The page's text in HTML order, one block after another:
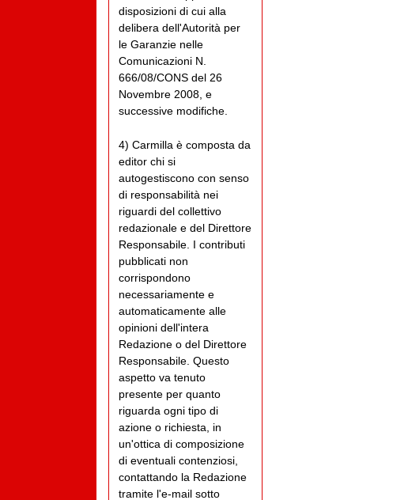
disposizioni di cui alla
delibera dell'Autorità per
le Garanzie nelle
Comunicazioni N.
666/08/CONS del 26
Novembre 2008, e
successive modifiche.
4) Carmilla è composta da
editor chi si
autogestiscono con senso
di responsabilità nei
riguardi del collettivo
redazionale e del Direttore
Responsabile. I contributi
pubblicati non
corrispondono
necessariamente e
automaticamente alle
opinioni dell'intera
Redazione o del Direttore
Responsabile. Questo
aspetto va tenuto
presente per quanto
riguarda ogni tipo di
azione o richiesta, in
un'ottica di composizione
di eventuali contenziosi,
contattando la Redazione
tramite l'e-mail sotto